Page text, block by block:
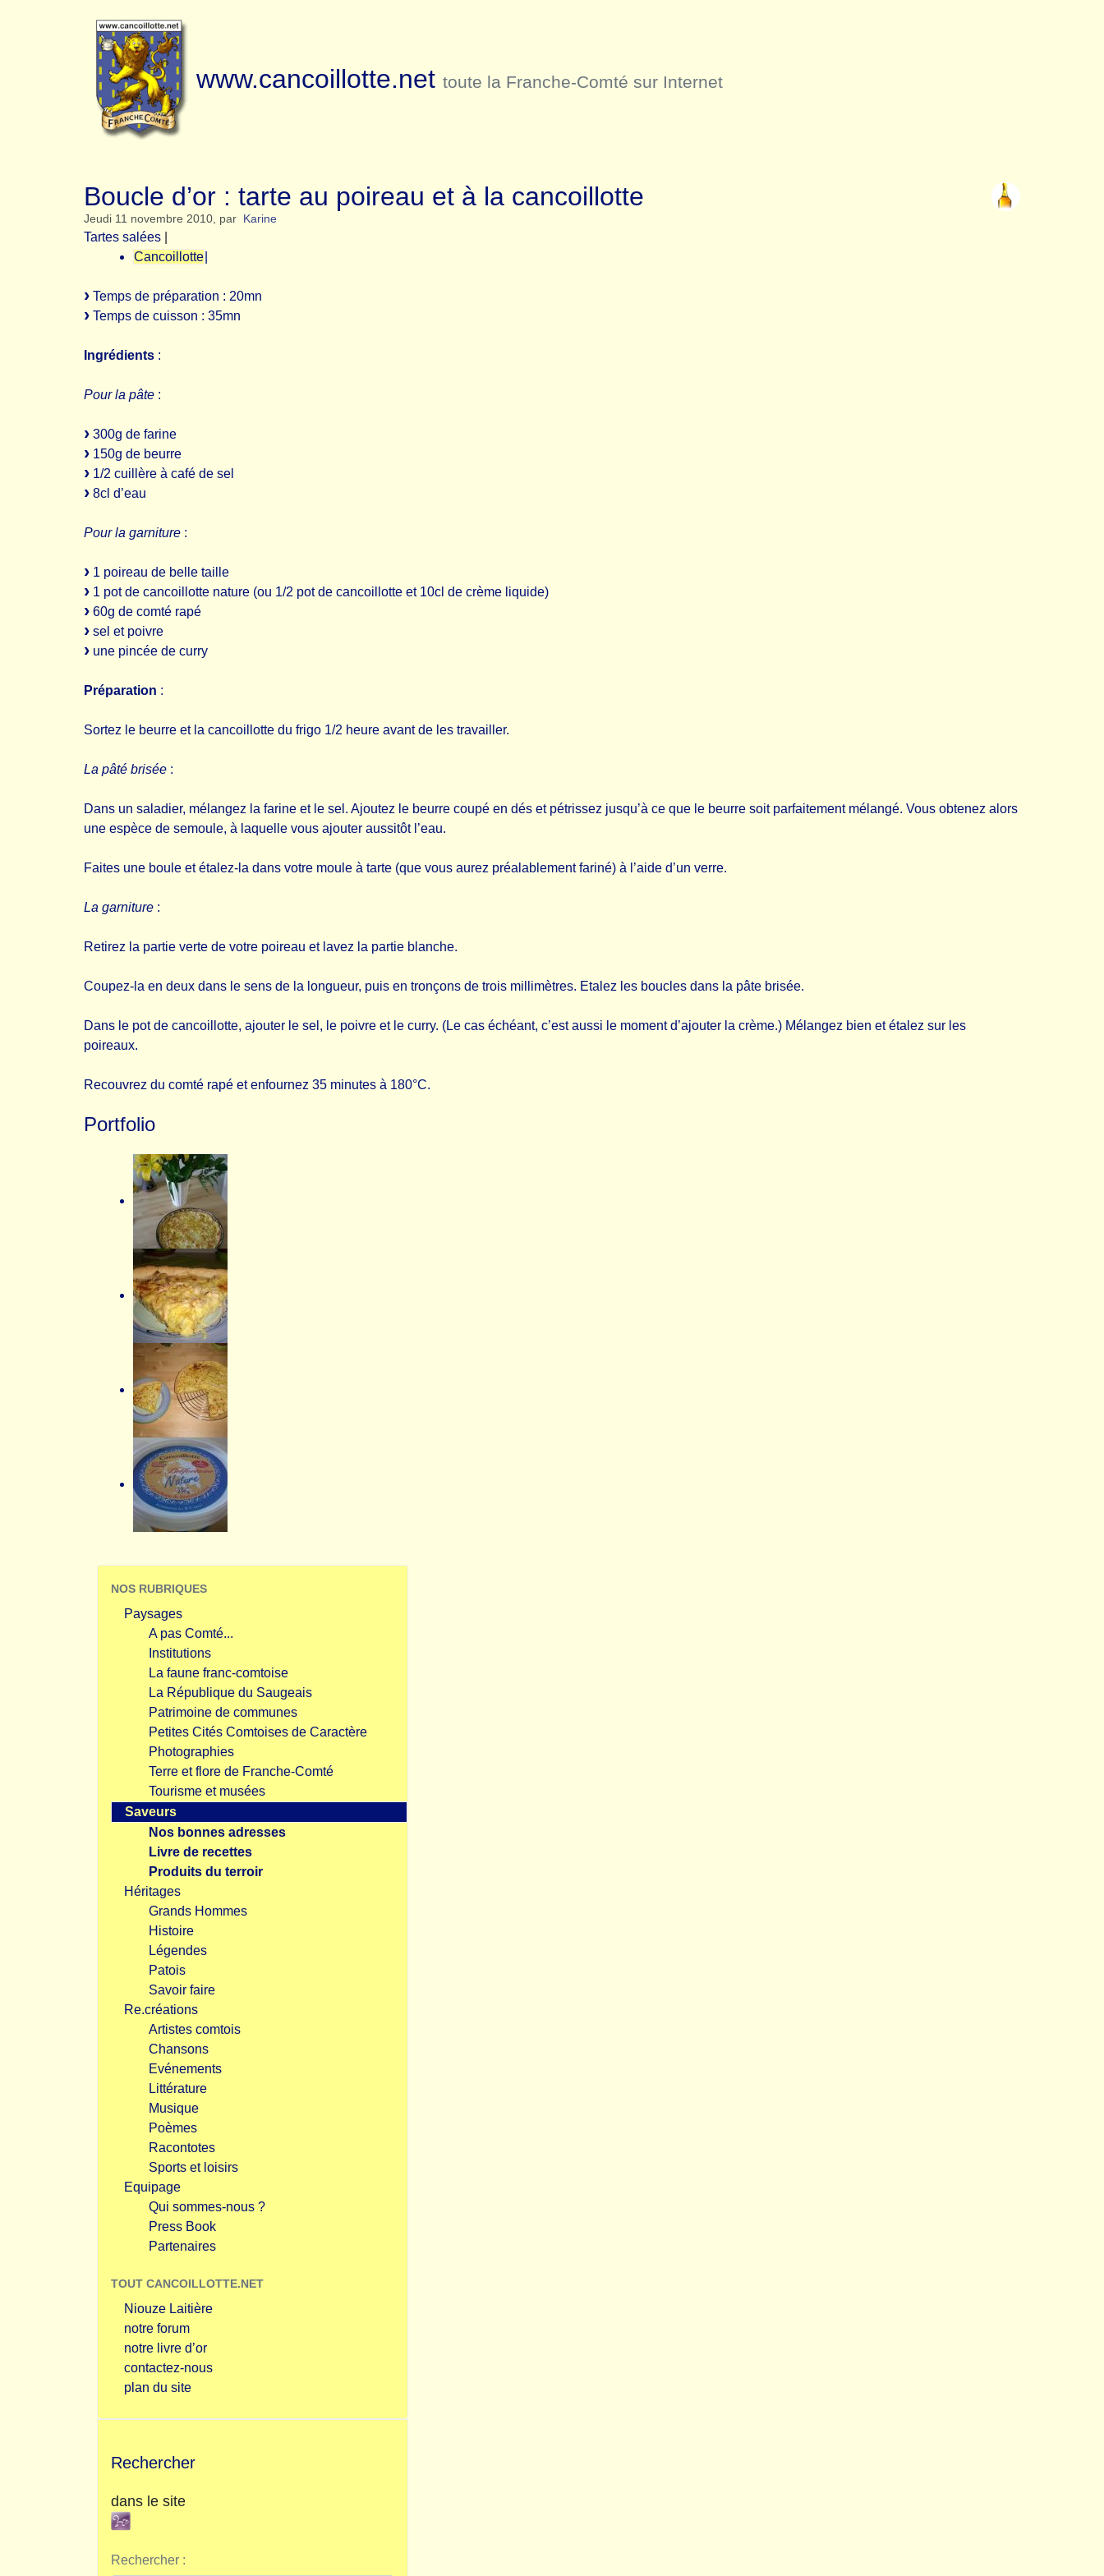
www.cancoillotte.net toute la Franche-Comté sur Internet
Boucle d’or : tarte au poireau et à la cancoillotte
Jeudi 11 novembre 2010, par Karine
Tartes salées
Cancoillotte
Temps de préparation : 20mn
Temps de cuisson : 35mn
Ingrédients :
Pour la pâte :
300g de farine
150g de beurre
1/2 cuillère à café de sel
8cl d’eau
Pour la garniture :
1 poireau de belle taille
1 pot de cancoillotte nature (ou 1/2 pot de cancoillotte et 10cl de crème liquide)
60g de comté rapé
sel et poivre
une pincée de curry
Préparation :
Sortez le beurre et la cancoillotte du frigo 1/2 heure avant de les travailler.
La pâté brisée :
Dans un saladier, mélangez la farine et le sel. Ajoutez le beurre coupé en dés et pétrissez jusqu’à ce que le beurre soit parfaitement mélangé. Vous obtenez alors
une espèce de semoule, à laquelle vous ajouter aussitôt l’eau.
Faites une boule et étalez-la dans votre moule à tarte (que vous aurez préalablement fariné) à l’aide d’un verre.
La garniture :
Retirez la partie verte de votre poireau et lavez la partie blanche.
Coupez-la en deux dans le sens de la longueur, puis en tronçons de trois millimètres. Etalez les boucles dans la pâte brisée.
Dans le pot de cancoillotte, ajouter le sel, le poivre et le curry. (Le cas échéant, c’est aussi le moment d’ajouter la crème.) Mélangez bien et étalez sur les
poireaux.
Recouvrez du comté rapé et enfournez 35 minutes à 180°C.
Portfolio
NOS RUBRIQUES
Paysages
A pas Comté...
Institutions
La faune franc-comtoise
La République du Saugeais
Patrimoine de communes
Petites Cités Comtoises de Caractère
Photographies
Terre et flore de Franche-Comté
Tourisme et musées
Saveurs
Nos bonnes adresses
Livre de recettes
Produits du terroir
Héritages
Grands Hommes
Histoire
Légendes
Patois
Savoir faire
Re.créations
Artistes comtois
Chansons
Evénements
Littérature
Musique
Poèmes
Racontotes
Sports et loisirs
Equipage
Qui sommes-nous ?
Press Book
Partenaires
TOUT CANCOILLOTTE.NET
Niouze Laitière
notre forum
notre livre d’or
contactez-nous
plan du site
Rechercher
dans le site
Rechercher :